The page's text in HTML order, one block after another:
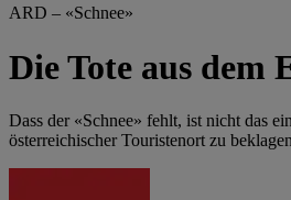
ARD – «Schnee»
Die Tote aus dem
Dass der «Schnee» fehlt, ist nicht das
österreichischer Touristenort zu